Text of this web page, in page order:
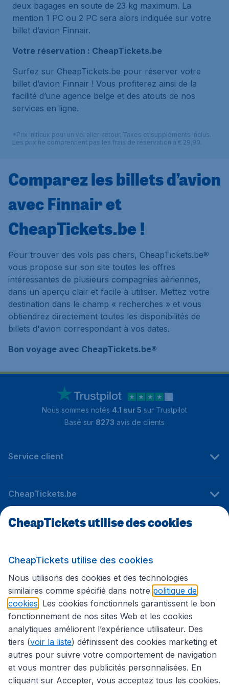
deux bagages en soute de 23 kg maximum. La
mention 1 PC ou 2 PC sera alors indiquée sur votre
billet d’avion Finnair.
Votre réservation : CheapTickets.be
Surfez sur CheapTickets.be pour réserver votre
billet d’avion Finnair ! Vous profiterez ainsi de la
facilité d’une agence belge et des atouts de nos
services en ligne.
*Prix initiaux pour un vol aller-retour. Taxes et suppléments inclus.
Les prix ne comprennent pas les frais de réservation à € 29,90.
Comparez les billets d’avion
avec Finnair et
CheapTickets.be !
Pour trouver des vols pas chers, CheapTickets.be®
vous propose sur son site toutes les offres
intéressantes de plusieurs compagnies aériennes,
dans un aperçu clair et facile à utiliser. Mettez votre
destination dans le champ « recherches » et vous
obtiendrez directement toutes les disponibilités de
billets d'avion correspondant à vos dates.
Bon voyage avec CheapTickets.be®
Nous sommes notés 4.1 sur 5 sur Trustpilot
Basé sur 8273 avis de clients
Service client
CheapTickets.be
Sites internationaux
Suivez CheapTickets.be
Déclaration d’accessibilité Conditions générales
CheapTickets utilise des cookies
CheapTickets utilise des cookies
Nous utilisons des cookies et des technologies
similaires comme spécifié dans notre politique de
cookies . Les cookies fonctionnels garantissent le bon
fonctionnement de nos sites Web et les cookies
analytiques améliorent l’expérience utilisateur. Des
tiers (voir la liste) définissent des cookies marketing et
autres pour suivre votre comportement de navigation
et vous montrer des publicités personnalisées. En
cliquant sur Accepter, vous acceptez tous les cookies.